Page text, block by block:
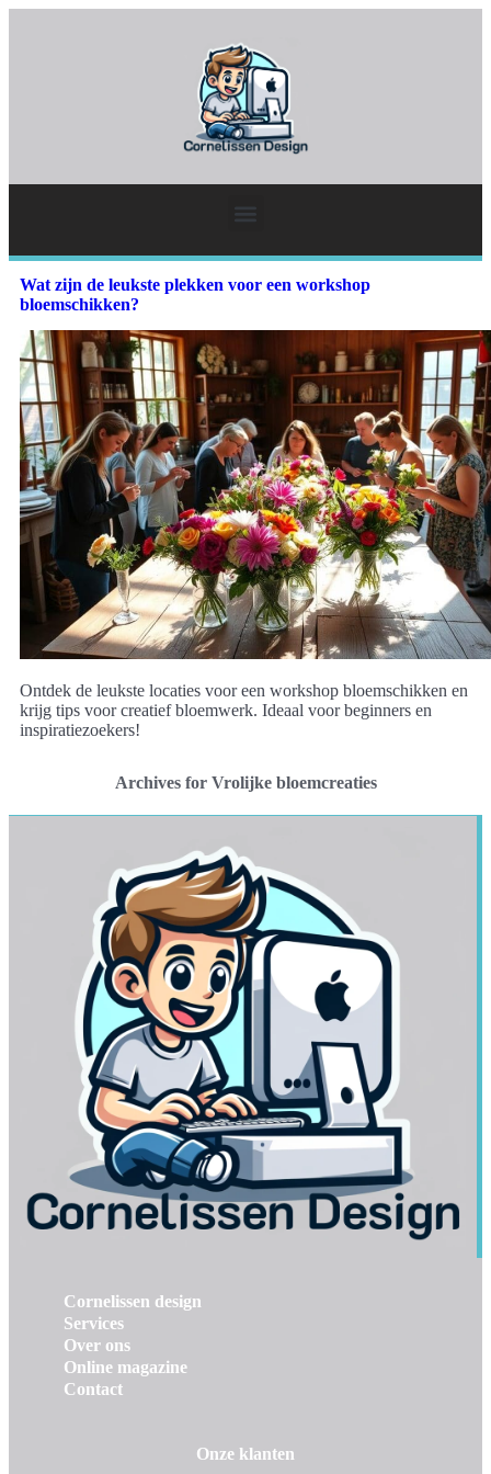
Wat zijn de leukste plekken voor een workshop
bloemschikken?
Ontdek de leukste locaties voor een workshop bloemschikken en
krijg tips voor creatief bloemwerk. Ideaal voor beginners en
inspiratiezoekers!
Archives for Vrolijke bloemcreaties
Cornelissen design
Services
Over ons
Online magazine
Contact
Onze klanten